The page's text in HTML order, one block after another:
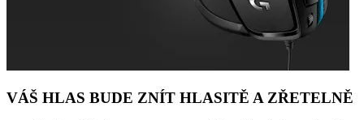
VÁŠ HLAS BUDE ZNÍT HLASITĚ A ZŘETELNĚ